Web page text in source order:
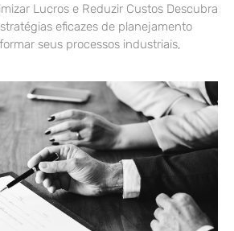
Lucros e Reduzir Custos Descubra
eficazes de planejamento
seus processos industriais,